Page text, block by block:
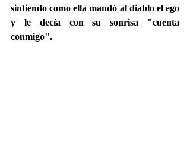
sintiendo como ella mandó al diablo el ego
y le decía con su sonrisa "cuenta
conmigo".